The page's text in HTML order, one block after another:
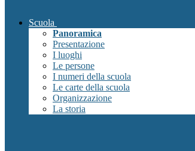
Scuola
Panoramica
Presentazione
I luoghi
Le persone
I numeri della scuola
Le carte della scuola
Organizzazione
La storia